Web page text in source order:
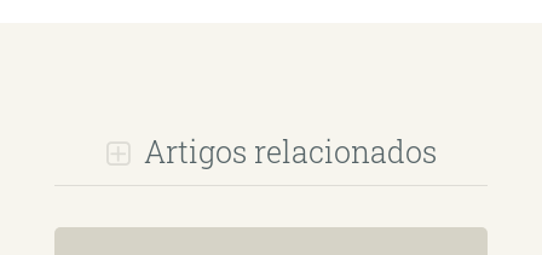
Artigos relacionados